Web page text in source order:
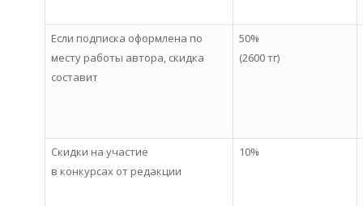
Если подписка оформлена по
месту работы автора, скидка
составит
50%
(2600 тг)
Скидки на участие
в конкурсах от редакции
10%